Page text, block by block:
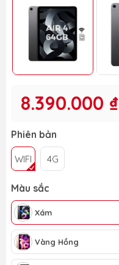
8.390.000 ₫
Phiên bản
WIFI 4G
Màu sắc
Xám
Vàng Hồng